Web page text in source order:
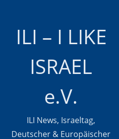
ILI – I LIKE
ISRAEL
e.V.
ILI News, Israeltag,
Deutscher & Europäischer